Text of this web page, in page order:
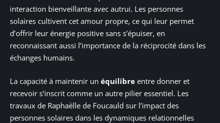
interaction bienveillante avec autrui. Les personnes
solaires cultivent cet amour propre, ce qui leur permet
d’offrir leur énergie positive sans s’épuiser, en
reconnaissant aussi l’importance de la réciprocité dans les
échanges humains.
La capacité à maintenir un équilibre entre donner et
recevoir s’inscrit comme un autre pilier essentiel. Les
travaux de Raphaëlle de Foucauld sur l’impact des
personnes solaires dans les dynamiques relationnelles